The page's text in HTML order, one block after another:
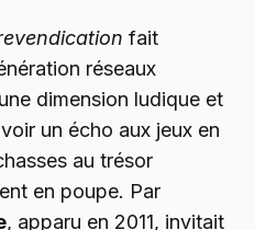
fait
réseaux
dimension ludique et
un écho aux jeux en
au trésor
en poupe. Par
, apparu en 2011, invitait